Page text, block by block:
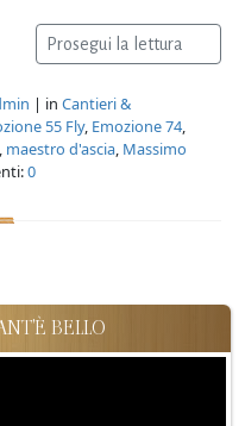
Prosegui la lettura
| in Cantieri &
55 Fly, Emozione 74,
, maestro d'ascia, Massimo
0
BELLO